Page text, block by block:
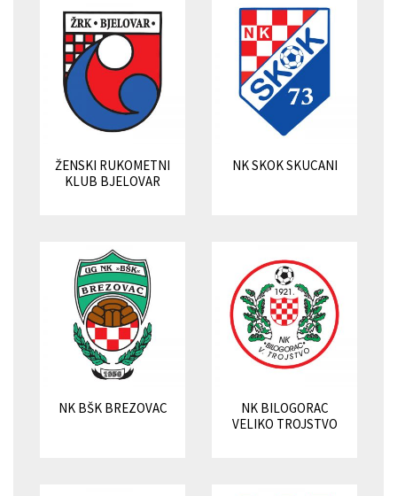
ŽENSKI RUKOMETNI
KLUB BJELOVAR
NK SKOK SKUCANI
NK BŠK BREZOVAC
NK BILOGORAC
VELIKO TROJSTVO